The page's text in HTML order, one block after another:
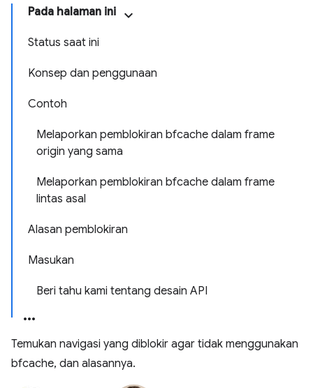
Pada halaman ini
Status saat ini
Konsep dan penggunaan
Contoh
Melaporkan pemblokiran bfcache dalam frame
origin yang sama
Melaporkan pemblokiran bfcache dalam frame
lintas asal
Alasan pemblokiran
Masukan
Beri tahu kami tentang desain API
Temukan navigasi yang diblokir agar tidak menggunakan
bfcache, dan alasannya.